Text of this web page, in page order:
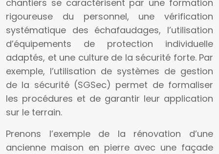
chantiers se caractérisent par une formation
rigoureuse du personnel, une vérification
systématique des échafaudages, l’utilisation
d’équipements de protection individuelle
adaptés, et une culture de la sécurité forte. Par
exemple, l’utilisation de systèmes de gestion
de la sécurité (SGSec) permet de formaliser
les procédures et de garantir leur application
sur le terrain.
Prenons l’exemple de la rénovation d’une
ancienne maison en pierre avec une façade